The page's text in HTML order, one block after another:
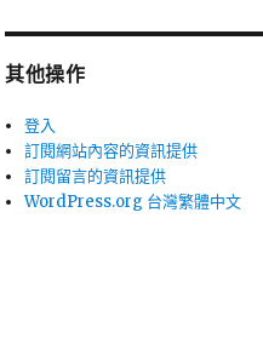
其他操作
登入
訂閱網站內容的資訊提供
訂閱留言的資訊提供
WordPress.org 台灣繁體中文